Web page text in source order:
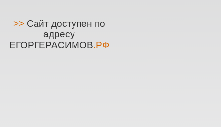
>> Сайт доступен по
адресу
ЕГОРГЕРАСИМОВ.РФ